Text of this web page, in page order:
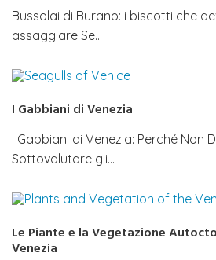
Bussolai di Burano: i biscotti che
assaggiare Se…
I Gabbiani di Venezia
I Gabbiani di Venezia: Perché Non
Sottovalutare gli…
Le Piante e la Vegetazione
Venezia